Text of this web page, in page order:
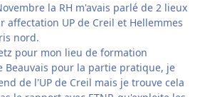
la RH m'avais parlé de 2 lieux
affectation UP de Creil et Hellemmes
nord.
pour mon lieu de formation
Beauvais pour la partie pratique, je
de l'UP de Creil mais je trouve cela